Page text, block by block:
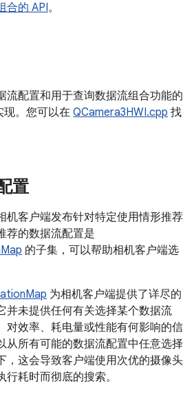
合的 API。
流配置和用于查询数据流组合功能的
现。您可以在QCamera3HWI.cpp 找
置
机客户端发布针对特定使用情形推荐
荐的数据流配置是
的子集，可以帮助相机客户端选
为相机客户端提供了详尽的
并未提供任何有关选择某个数据流
对效率、耗电量或性能有何影响的信
从所有可能的数据流配置中任意选择
，这会导致客户端使用次优的摄像头
耗时而彻底的搜索。